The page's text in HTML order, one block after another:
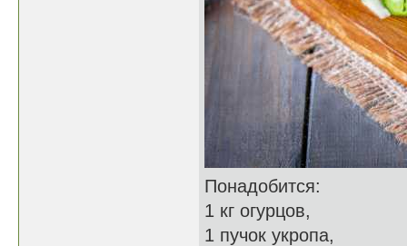
Понадобится:
1 кг огурцов,
1 пучок укропа,